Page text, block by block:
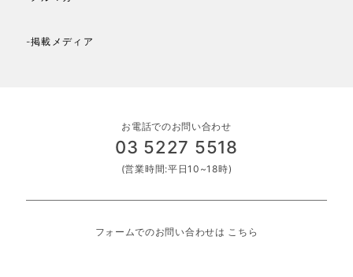
-掲載メディア
お電話でのお問い合わせ
03 5227 5518
(営業時間:平日10~18時)
フォームでのお問い合わせは こちら